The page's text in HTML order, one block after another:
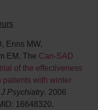
Enns MW,
EM. The Can-SAD
of the effectiveness
patients with winter
Psychiatry. 2006
16648320.